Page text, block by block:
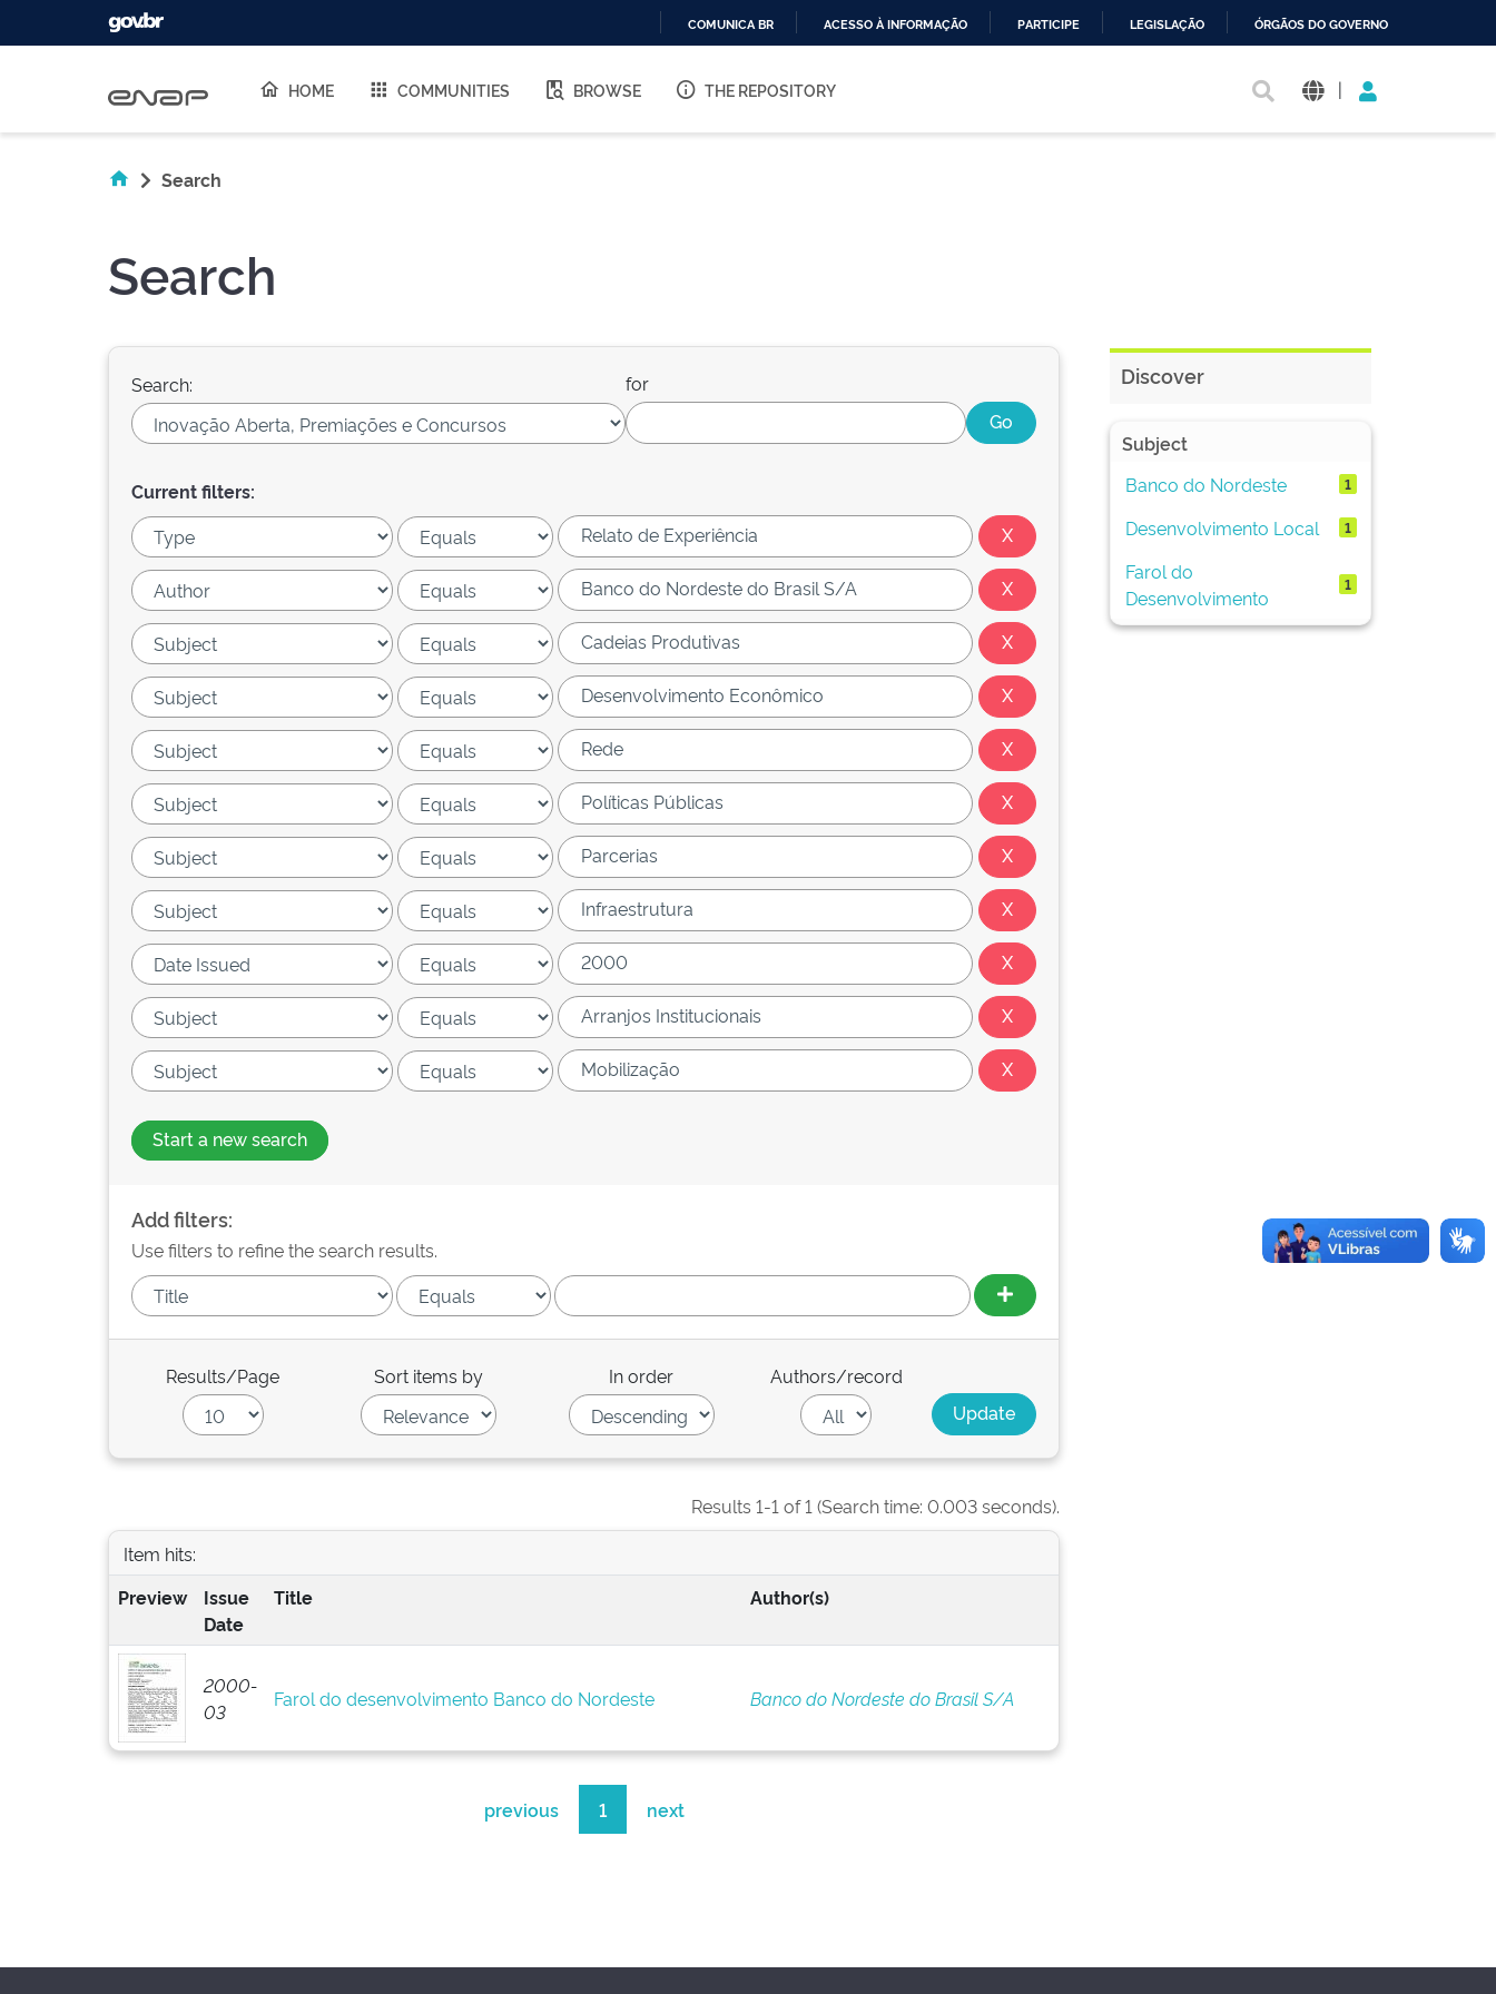
O
COMUNICA BR ACESSO À INFORMAÇÃO PARTICIPE LEGISLAÇÃO ÓRGÃOS DO GOVERNO
HOME COMMUNITIES BROWSE THE REPOSITORY |
Search
Search
Search: for
Current filters:
Start a new search
Add filters:
Use filters to refine the search results.
Results/Page Sort items by In order Authors/record
Results 1-1 of 1 (Search time: 0.003 seconds).
Item hits:
Preview
Issue
Date
Title Author(s)
2000-
03
Farol do desenvolvimento Banco do Nordeste Banco do Nordeste do Brasil S/A
previous 1 next
Discover
Subject
Banco do Nordeste
1
Desenvolvimento Local 1
Farol do
Desenvolvimento
1